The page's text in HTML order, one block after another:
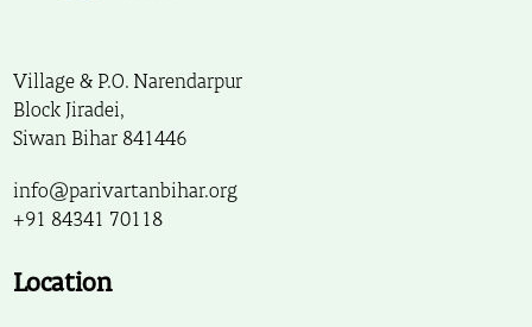
Village & P.O. Narendarpur
Block Jiradei,
Siwan Bihar 841446
info@parivartanbihar.org
+91 84341 70118
Location